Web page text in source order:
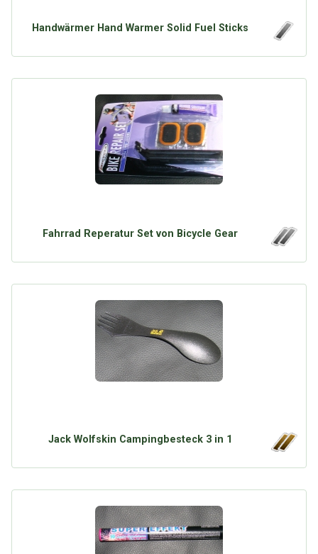
Mit Email TwitterÜber Tauschbu↔de
Handwärmer Hand Warmer Solid Fuel Sticks
Fahrrad Reperatur Set von Bicycle Gear
Jack Wolfskin Campingbesteck 3 in 1